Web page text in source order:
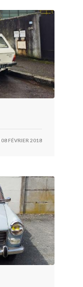
08 FÉVRIER 2018